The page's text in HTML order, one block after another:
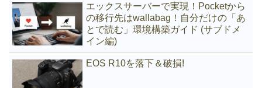
エックスサーバーで実現！Pocketから
の移行先はwallabag！自分だけの「あ
とで読む」環境構築ガイド (サブドメ
イン編)
EOS R10を落下＆破損!